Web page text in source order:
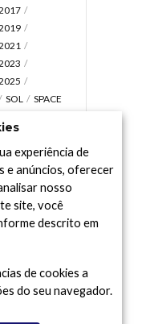
SOL
SPACE
experiência de
e anúncios, oferecer
nosso
site, você
descrito em
de cookies a
do seu navegador.